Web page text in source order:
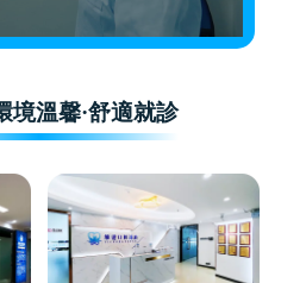
境溫馨·舒適就診